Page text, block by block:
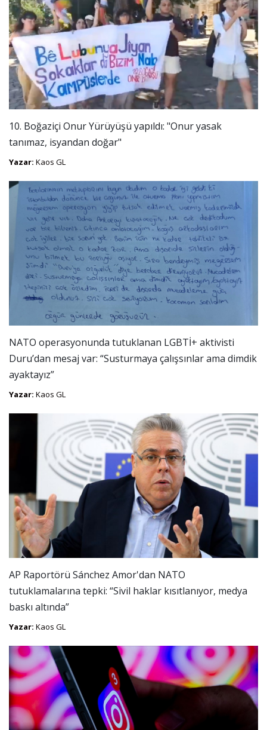
10. Boğaziçi Onur Yürüyüşü yapıldı: "Onur yasak
tanımaz, isyandan doğar"
Yazar: Kaos GL
NATO operasyonunda tutuklanan LGBTİ+ aktivisti
Duru’dan mesaj var: “Susturmaya çalışsınlar ama dimdik
ayaktayız”
Yazar: Kaos GL
AP Raportörü Sánchez Amor'dan NATO
tutuklamalarına tepki: “Sivil haklar kısıtlanıyor, medya
baskı altında”
Yazar: Kaos GL